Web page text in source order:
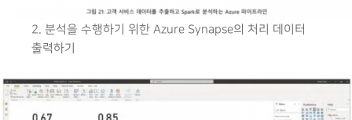
2. 분석을 수행하기 위한 Azure Synapse의 처리 데이터
출력하기